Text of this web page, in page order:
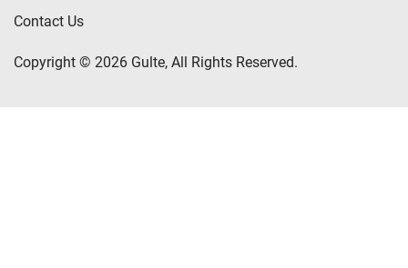
Contact Us
Copyright © 2026 Gulte, All Rights Reserved.